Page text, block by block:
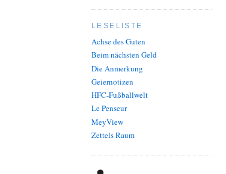
LESELISTE
Achse des Guten
Beim nächsten Geld
Die Anmerkung
Geiernotizen
HFC-Fußballwelt
Le Penseur
MeyView
Zettels Raum